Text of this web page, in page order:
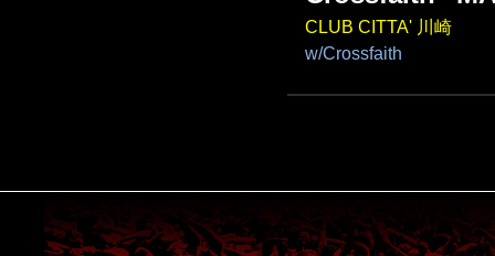
CLUB CITTA' 川崎
w/Crossfaith